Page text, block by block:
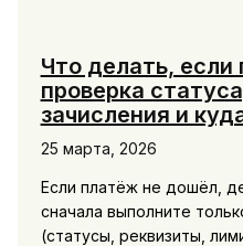
Что делать,
проверка
зачисления и
25 марта, 2026
Если платёж не дошёл,
сначала выполните
(статусы, реквизиты,